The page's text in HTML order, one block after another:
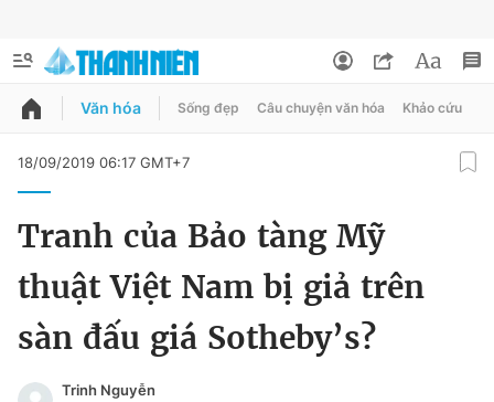
QUẢNG CÁO
Chuyên mục khác
Chào ngày mới Tin 24h
Đổi mật khẩu
Tin đã lưu
Tin đã xem
Đăng xuất
Văn hóa Sống đẹp Câu chuyện văn hóa Khảo cứu
18/09/2019 06:17 GMT+7
Tranh của Bảo tàng Mỹ
thuật Việt Nam bị giả trên
sàn đấu giá Sotheby’s?
Trinh Nguyễn